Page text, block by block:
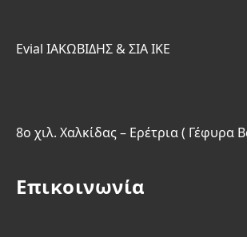
Evial ΙΑΚΩΒΙΔΗΣ & ΣΙΑ ΙΚΕ
8o χιλ. Χαλκίδας – Ερέτρια ( Γέφυρα
Επικοινωνία